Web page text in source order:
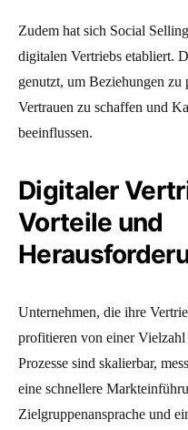
Zudem hat sich Social
digitalen Vertriebs etabliert.
genutzt, um Beziehungen
Vertrauen zu schaffen und
beeinflussen.
Digitaler
Vorteile und
Unternehmen, die ihre
profitieren von einer
Prozesse sind skalierbar,
eine schnellere
Zielgruppenansprache und